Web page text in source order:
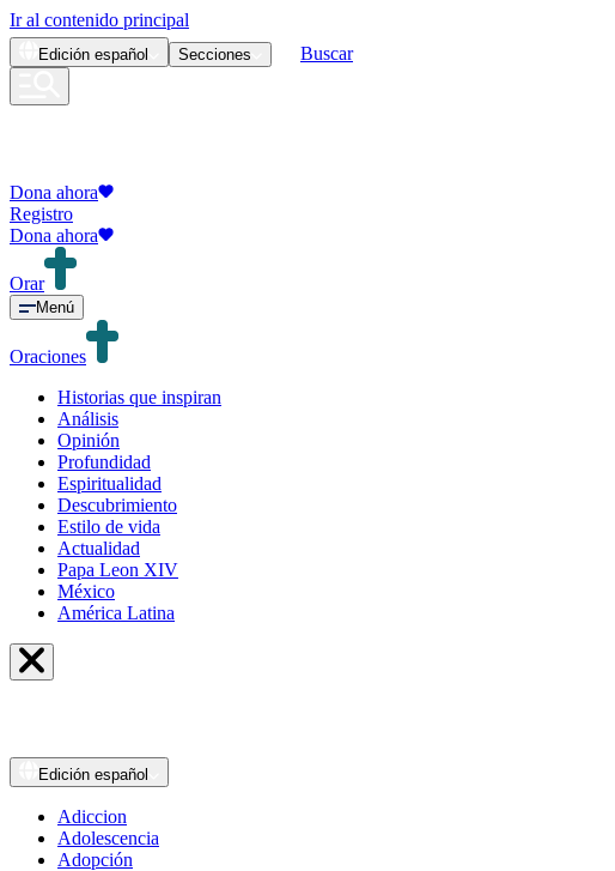
Ir al contenido principal
Edición español Secciones Buscar
Dona ahora
Registro
Dona ahora
Orar
Menú
Oraciones
Historias que inspiran
Análisis
Opinión
Profundidad
Espiritualidad
Descubrimiento
Estilo de vida
Actualidad
Papa Leon XIV
México
América Latina
Edición español
Adiccion
Adolescencia
Adopción